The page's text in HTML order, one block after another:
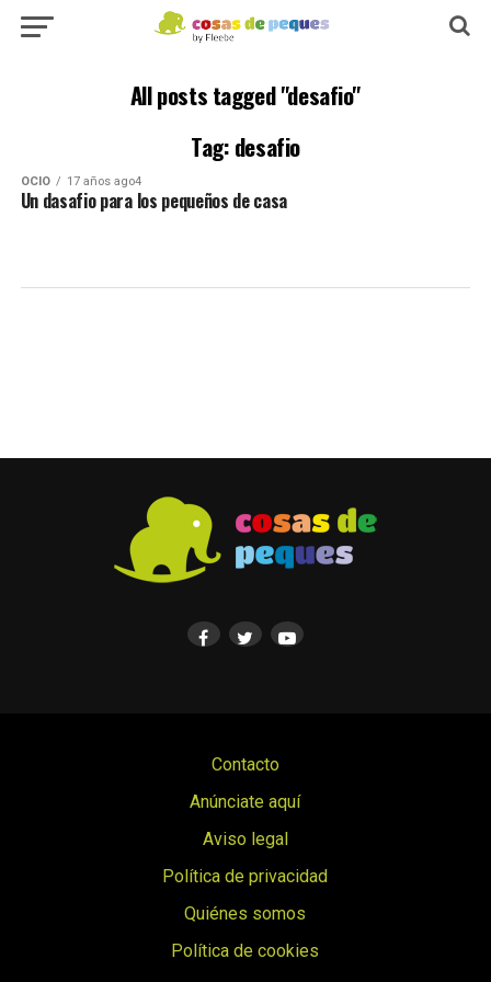
All posts tagged "desafio"
Tag: desafio
OCIO 17 años ago4
Un dasafio para los pequeños de casa
Contacto
Anúnciate aquí
Aviso legal
Política de privacidad
Quiénes somos
Política de cookies